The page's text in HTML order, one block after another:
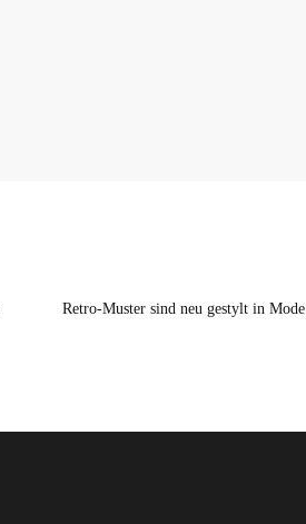
Retro-Muster sind neu gestylt in Mode